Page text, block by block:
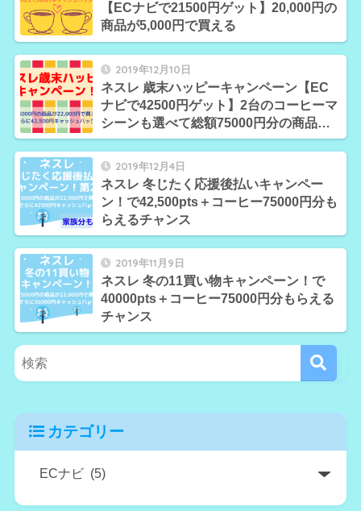
【ECナビで21500円ゲット】20,000円の
商品が5,000円で買える
2019年12月10日
ネスレ 歳末ハッピーキャンペーン【EC
ナビで42500円ゲット】2台のコーヒーマ
シーンも選べて総額75000円分の商品も
ゲット
2019年12月4日
ネスレ 冬じたく応援後払いキャンペー
ン！で42,500pts＋コーヒー75000円分も
らえるチャンス
2019年11月9日
ネスレ 冬の11買い物キャンペーン！で
40000pts＋コーヒー75000円分もらえる
チャンス
カテゴリー